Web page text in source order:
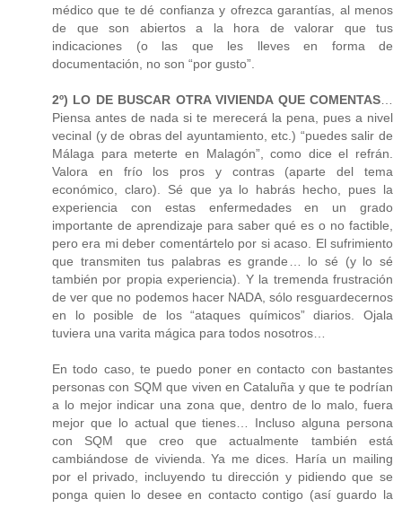
médico que te dé confianza y ofrezca garantías, al menos
de que son abiertos a la hora de valorar que tus
indicaciones (o las que les lleves en forma de
documentación, no son “por gusto”.
2º) LO DE BUSCAR OTRA VIVIENDA QUE COMENTAS
Piensa antes de nada si te merecerá la pena, pues a nivel
vecinal (y de obras del ayuntamiento, etc.) “puedes salir de
Málaga para meterte en Malagón”, como dice el refrán.
Valora en frío los pros y contras (aparte del tema
económico, claro). Sé que ya lo habrás hecho, pues la
experiencia con estas enfermedades en un grado
importante de aprendizaje para saber qué es o no factible,
pero era mi deber comentártelo por si acaso. El sufrimiento
que transmiten tus palabras es grande… lo sé (y lo sé
también por propia experiencia). Y la tremenda frustración
de ver que no podemos hacer NADA, sólo resguardecernos
en lo posible de los “ataques químicos” diarios. Ojala
tuviera una varita mágica para todos nosotros…
En todo caso, te puedo poner en contacto con bastantes
personas con SQM que viven en Cataluña y que te podrían
a lo mejor indicar una zona que, dentro de lo malo, fuera
mejor que lo actual que tienes… Incluso alguna persona
con SQM que creo que actualmente también está
cambiándose de vivienda. Ya me dices. Haría un mailing
por el privado, incluyendo tu dirección y pidiendo que se
ponga quien lo desee en contacto contigo (así guardo la